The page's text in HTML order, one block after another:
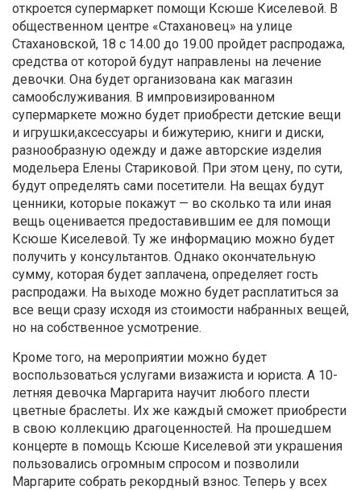
откроется супермаркет помощи Ксюше Киселевой. В
общественном центре «Стахановец» на улице
Стахановской, 18 с 14.00 до 19.00 пройдет распродажа,
средства от которой будут направлены на лечение
девочки. Она будет организована как магазин
самообслуживания. В импровизированном
супермаркете можно будет приобрести детские вещи
и игрушки,аксессуары и бижутерию, книги и диски,
разнообразную одежду и даже авторские изделия
модельера Елены Стариковой. При этом цену, по сути,
будут определять сами посетители. На вещах будут
ценники, которые покажут — во сколько та или иная
вещь оценивается предоставившим ее для помощи
Ксюше Киселевой. Ту же информацию можно будет
получить у консультантов. Однако окончательную
сумму, которая будет заплачена, определяет гость
распродажи. На выходе можно будет расплатиться за
все вещи сразу исходя из стоимости набранных вещей,
но на собственное усмотрение.
Кроме того, на мероприятии можно будет
воспользоваться услугами визажиста и юриста. А 10-
летняя девочка Маргарита научит любого плести
цветные браслеты. Их же каждый сможет приобрести
в свою коллекцию драгоценностей. На прошедшем
концерте в помощь Ксюше Киселевой эти украшения
пользовались огромным спросом и позволили
Маргарите собрать рекордный взнос. Теперь у всех